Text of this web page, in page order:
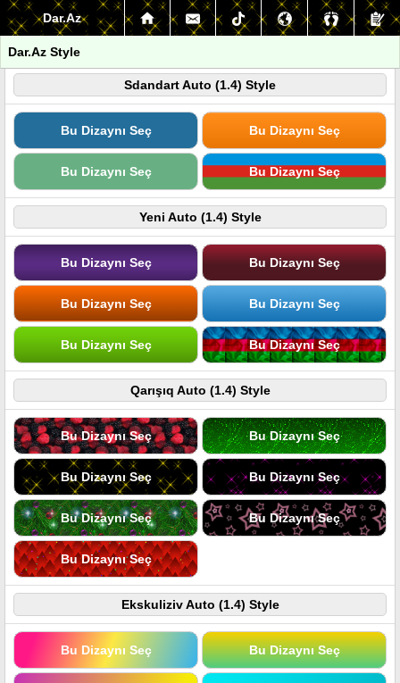
Dar.Az
Dar.Az Style
Sdandart Auto (1.4) Style
Bu Dizaynı Seç Bu Dizaynı Seç
Bu Dizaynı Seç Bu Dizaynı Seç
Yeni Auto (1.4) Style
Bu Dizaynı Seç Bu Dizaynı Seç
Bu Dizaynı Seç Bu Dizaynı Seç
Bu Dizaynı Seç Bu Dizaynı Seç
Qarışıq Auto (1.4) Style
Bu Dizaynı Seç Bu Dizaynı Seç
Bu Dizaynı Seç Bu Dizaynı Seç
Bu Dizaynı Seç Bu Dizaynı Seç
Bu Dizaynı Seç
Ekskuliziv Auto (1.4) Style
Bu Dizaynı Seç Bu Dizaynı Seç